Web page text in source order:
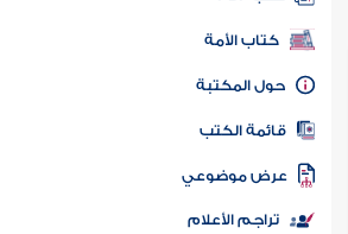
كتب PDF
كتاب الأمة
المكتبة
الكتب